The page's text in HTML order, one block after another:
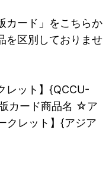
カード」をこちらか
を区別しておりませ
レット】{QCCU-
カード商品名 ☆ア
クレット】{アジア